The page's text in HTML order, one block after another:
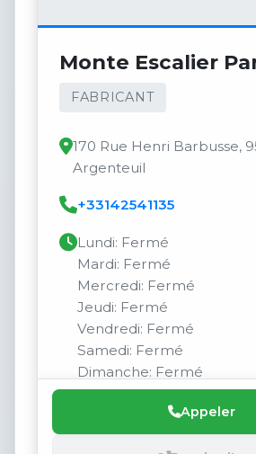
Monte Escalier
FABRICANT
170 Rue Henri Barbusse,
Argenteuil
+33142541135
Lundi: Fermé
Mardi: Fermé
Mercredi: Fermé
Jeudi: Fermé
Vendredi: Fermé
Samedi: Fermé
Dimanche: Fermé
Appeler